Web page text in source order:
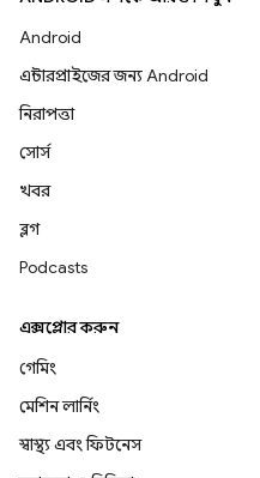
Android
এন্টারপ্রাইজের জন্য Android
নিরাপত্তা
সোর্স
খবর
ব্লগ
Podcasts
এক্সপ্লোর করুন
গেমিং
মেশিন লার্নিং
স্বাস্থ্য এবং ফিটনেস